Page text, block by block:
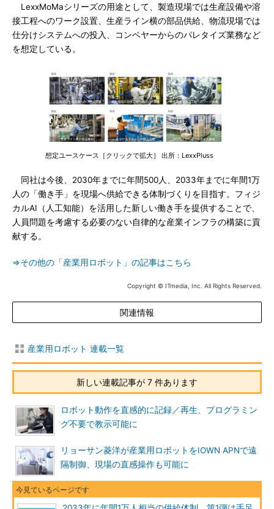
LexxMoMaシリーズの用途として、製造現場では生産設備や溶
接工程へのワーク設置、生産ライン横の部品供給、物流現場では
仕分けシステムへの投入、コンベヤーからのパレタイズ業務など
を想定している。
想定ユースケース［クリックで拡大］ 出所：LexxPluss
同社は今後、2030年までに年間500人、2033年までに年間1万
人の「働き手」を現場へ供給できる体制づくりを目指す。フィジ
カルAI（人工知能）を活用した新しい働き手を提供することで、
人員問題を考慮する必要のない自律的な産業インフラの構築に貢
献する。
⇒その他の「産業用ロボット」の記事はこちら
Copyright © ITmedia, Inc. All Rights Reserved.
関連情報
産業用ロボット 連載一覧
新しい連載記事が 7 件あります
ロボット動作を直感的に記録／再生、プログラミン
グ不要で教示可能に
リョーサン菱洋が産業用ロボットをIOWN APNで遠
隔制御、現場の直感操作も可能に